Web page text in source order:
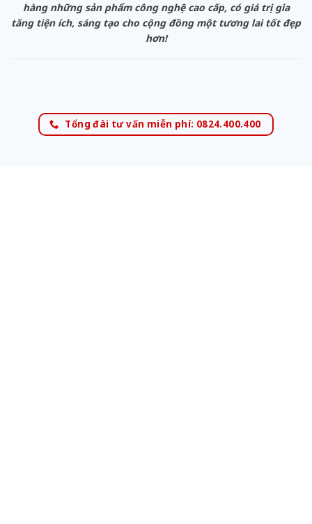
hàng những sản phẩm công nghệ cao cấp, có giá trị gia
tăng tiện ích, sáng tạo cho cộng đồng một tương lai tốt đẹp
hơn!
Tổng đài tư vấn miễn phí: 0824.400.400